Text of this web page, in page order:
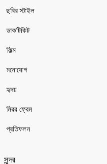
ছবির স্টাইল
ডাকটিকিট
ফিল্ম
মনোযোগ
হৃদয়
মিরর ফ্রেম
প্রতিফলন
সুন্দর